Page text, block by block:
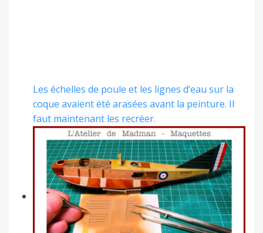
Les échelles de poule et les lignes d’eau sur la
coque avaient été arasées avant la peinture. Il
faut maintenant les recréer.